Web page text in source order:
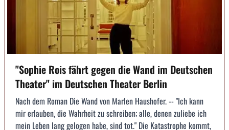
"Sophie Rois fährt gegen die Wand im Deutschen
Theater" im Deutschen Theater Berlin
Nach dem Roman Die Wand von Marlen Haushofer. -- "Ich kann
mir erlauben, die Wahrheit zu schreiben; alle, denen zuliebe ich
mein Leben lang gelogen habe, sind tot." Die Katastrophe kommt,